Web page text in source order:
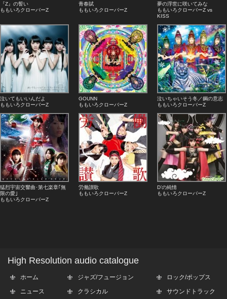
『Z』の誓い
ももいろクローバーZ
青春賦
ももいろクローバーZ
夢の浮世に咲いてみな
ももいろクローバーZ vs
KISS
泣いてもいいんだよ
ももいろクローバーZ
GOUNN
ももいろクローバーZ
泣いちゃいそう冬／鋼の意志
ももいろクローバーZ
猛烈宇宙交響曲･第七楽章｢無
限の愛｣
ももいろクローバーZ
労働讃歌
ももいろクローバーZ
D’の純情
ももいろクローバーZ
High Resolution audio catalogue
ホーム
ニュース
ジャズ/フュージョン
クラシカル
ロック/ポップス
サウンドトラック